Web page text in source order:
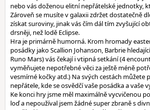
nebo vás doženou elitní nepřátelské jednotky,
Zároveň se musíte v galaxii zdržet dostatečně
získat suroviny, jinak vás čím dál tím zvyšující
drsněji, než lodě Eclipse.
Hra je primárně humorná. Krom hromady
posádky jako Scallion Johanson, Barbrie
Runo Mars) vás čekají i vtipná setkání (4
vyměňujete nepotřebné věci za ještě méně
vesmírné kočky atd.) Na svých cestách můžete
nepřátele, kde se osvědčí vaše posádka a vaše
Ke konci hry jsme měl maximálně vycvičenou
loď a nepoužíval jsem žádné super zbraně s